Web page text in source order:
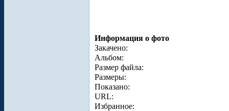
Информация о фото
Закачено:
Альбом:
Размер файла:
Размеры:
Показано:
URL:
Избранное: